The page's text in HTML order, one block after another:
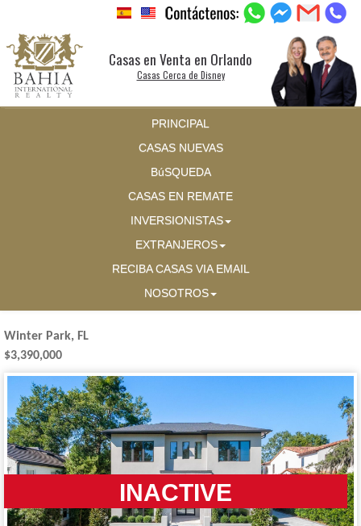
Casas en Venta en Orlando
Casas Cerca de Disney
PRINCIPAL
CASAS NUEVAS
BúSQUEDA
CASAS EN REMATE
INVERSIONISTAS
EXTRANJEROS
RECIBA CASAS VIA EMAIL
NOSOTROS
Winter Park, FL
$3,390,000
INACTIVE